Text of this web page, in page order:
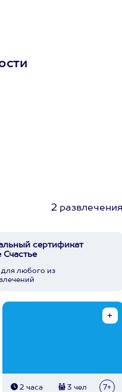
2
сертификат
для любого из
2 часа 3 чел 7+